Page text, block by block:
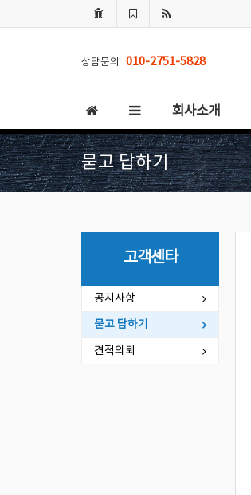
상담문의 010-2751-5828
회사소개
묻고 답하기
고객센타
공지사항
묻고 답하기
견적의뢰